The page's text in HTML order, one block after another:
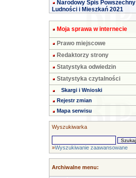
Narodowy Spis Powszechny
Ludności i Mieszkań 2021
Moja sprawa w internecie
Prawo miejscowe
Redaktorzy strony
Statystyka odwiedzin
Statystyka czytalności
Skargi i Wnioski
Rejestr zmian
Mapa serwisu
Wyszukiwarka
»Wyszukiwanie zaawansowane
Archiwalne menu: